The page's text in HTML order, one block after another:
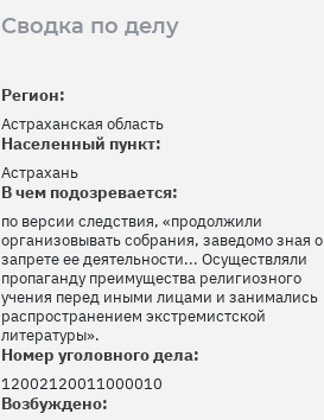
Сводка по делу
Регион:
Астраханская область
Населенный пункт:
Астрахань
В чем подозревается:
по версии следствия, «продолжили
организовывать собрания, заведомо зная о
запрете ее деятельности... Осуществляли
пропаганду преимущества религиозного
учения перед иными лицами и занимались
распространением экстремистской
литературы».
Номер уголовного дела:
12002120011000010
Возбуждено: